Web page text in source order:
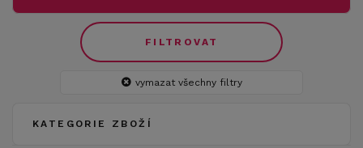
FILTROVAT
vymazat všechny filtry
KATEGORIE ZBOŽÍ